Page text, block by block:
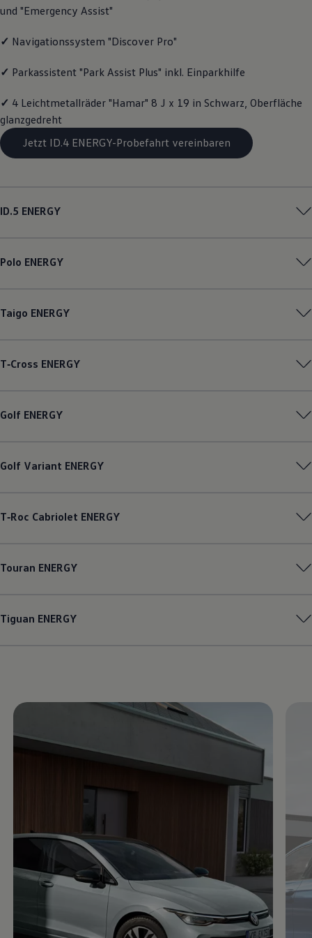
Magazin
Transport
Familie
Volkswagen R
Volkswagen Kundenbetreuung
und "Emergency Assist"
✓ Navigationssystem "Discover Pro"
✓ Parkassistent "Park Assist Plus" inkl. Einparkhilfe
✓ 4 Leichtmetallräder "Hamar" 8 J x 19 in Schwarz, Oberfläche
glanzgedreht
Jetzt ID.4 ENERGY-Probefahrt vereinbaren
ID.5 ENERGY
Polo ENERGY
Taigo ENERGY
T‑Cross ENERGY
Golf ENERGY
Golf Variant ENERGY
T‑Roc Cabriolet ENERGY
Touran ENERGY
Tiguan ENERGY